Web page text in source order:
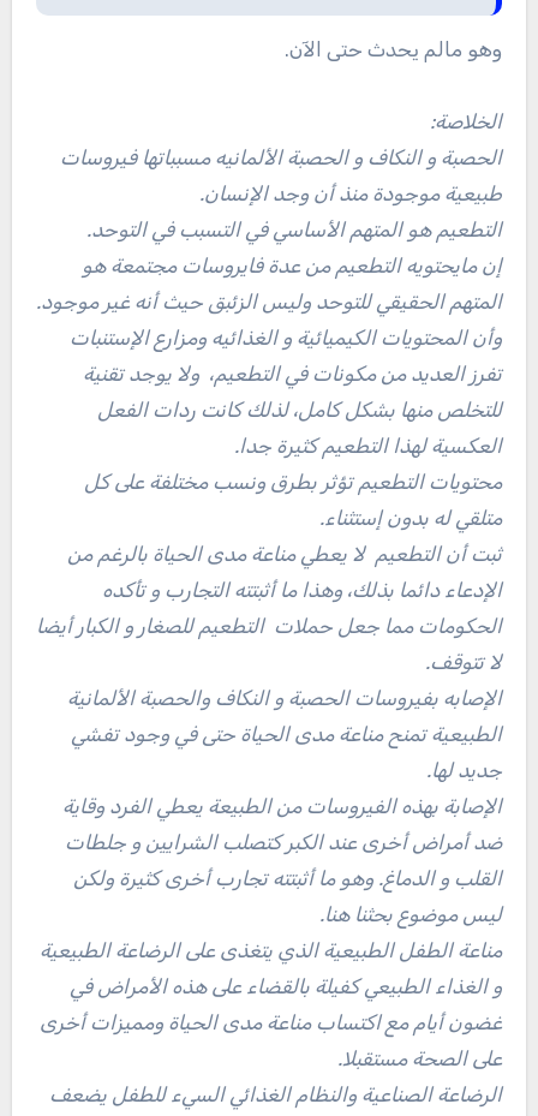
وهو مالم يحدث حتى الآن.
الخلاصة:
الحصبة و النكاف و الحصبة الألمانيه مسبباتها فيروسات
طبيعية موجودة منذ أن وجد الإنسان.
التطعيم هو المتهم الأساسي في التسبب في التوحد.
إن مايحتويه التطعيم من عدة فايروسات مجتمعة هو
المتهم الحقيقي للتوحد وليس الزئبق حيث أنه غير موجود.
وأن المحتويات الكيميائية و الغذائيه ومزارع الإستنبات
تفرز العديد من مكونات في التطعيم، ولا يوجد تقنية
للتخلص منها بشكل كامل، لذلك كانت ردات الفعل
العكسية لهذا التطعيم كثيرة جدا.
محتويات التطعيم تؤثر بطرق ونسب مختلفة على كل
متلقي له بدون إستثناء.
ثبت أن التطعيم لا يعطي مناعة مدى الحياة بالرغم من
الإدعاء دائما بذلك، وهذا ما أثبتته التجارب و تأكده
الحكومات مما جعل حملات التطعيم للصغار و الكبار أيضا
لا تتوقف.
الإصابه بفيروسات الحصبة و النكاف والحصبة الألمانية
الطبيعية تمنح مناعة مدى الحياة حتى في وجود تفشي
جديد لها.
الإصابة بهذه الفيروسات من الطبيعة يعطي الفرد وقاية
ضد أمراض أخرى عند الكبر كتصلب الشرايين و جلطات
القلب و الدماغ. وهو ما أثبتته تجارب أخرى كثيرة ولكن
ليس موضوع بحثنا هنا.
مناعة الطفل الطبيعية الذي يتغذى على الرضاعة الطبيعية
و الغذاء الطبيعي كفيلة بالقضاء على هذه الأمراض في
غضون أيام مع اكتساب مناعة مدى الحياة ومميزات أخرى
على الصحة مستقبلا.
الرضاعة الصناعية والنظام الغذائي السيء للطفل يضعف